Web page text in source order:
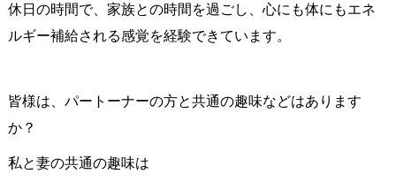
休日の時間で、家族との時間を過ごし、心にも体にもエネ
ルギー補給される感覚を経験できています。
皆様は、パートーナーの方と共通の趣味などはあります
か？
私と妻の共通の趣味は